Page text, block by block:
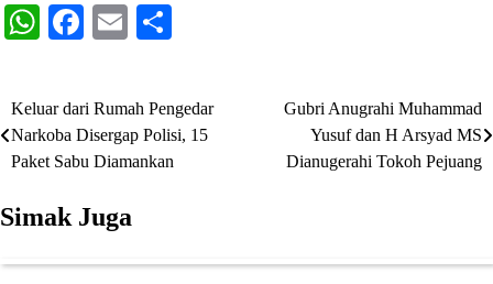
WhatsApp
Facebook
Email
Navigasi
pos
Keluar dari Rumah Pengedar
Narkoba Disergap Polisi, 15
Paket Sabu Diamankan
Gubri Anugrahi Muhammad
Yusuf dan H Arsyad MS
Dianugerahi Tokoh Pejuang
Simak Juga